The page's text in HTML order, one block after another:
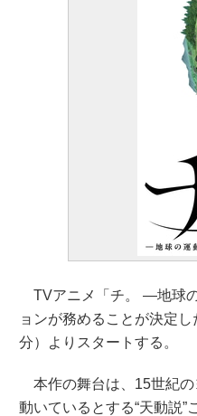
TVアニメ「チ。 ―地球
ョンが務めることが決定
分）よりスタートする。
本作の舞台は、15世紀の
動いているとする“天動説